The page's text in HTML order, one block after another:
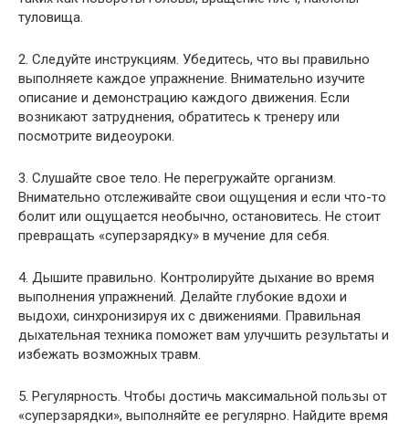
туловища.
2. Следуйте инструкциям. Убедитесь, что вы правильно
выполняете каждое упражнение. Внимательно изучите
описание и демонстрацию каждого движения. Если
возникают затруднения, обратитесь к тренеру или
посмотрите видеоуроки.
3. Слушайте свое тело. Не перегружайте организм.
Внимательно отслеживайте свои ощущения и если что-то
болит или ощущается необычно, остановитесь. Не стоит
превращать «суперзарядку» в мучение для себя.
4. Дышите правильно. Контролируйте дыхание во время
выполнения упражнений. Делайте глубокие вдохи и
выдохи, синхронизируя их с движениями. Правильная
дыхательная техника поможет вам улучшить результаты и
избежать возможных травм.
5. Регулярность. Чтобы достичь максимальной пользы от
«суперзарядки», выполняйте ее регулярно. Найдите время